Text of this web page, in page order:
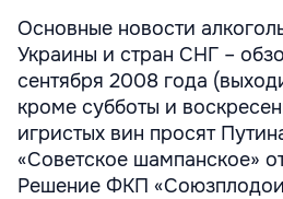
Основные новости
Украины и стран СНГ –
сентября 2008 года
кроме субботы и
игристых вин просят
«Советское шампанское»
Решение ФКП